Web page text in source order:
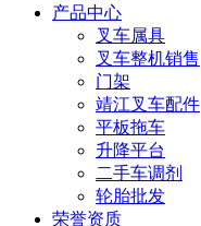
产品中心
叉车属具
叉车整机销售
门架
靖江叉车配件
平板拖车
升降平台
二手车调剂
轮胎批发
荣誉资质